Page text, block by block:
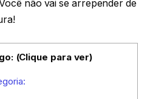
não vai se arrepender de
(Clique para ver)